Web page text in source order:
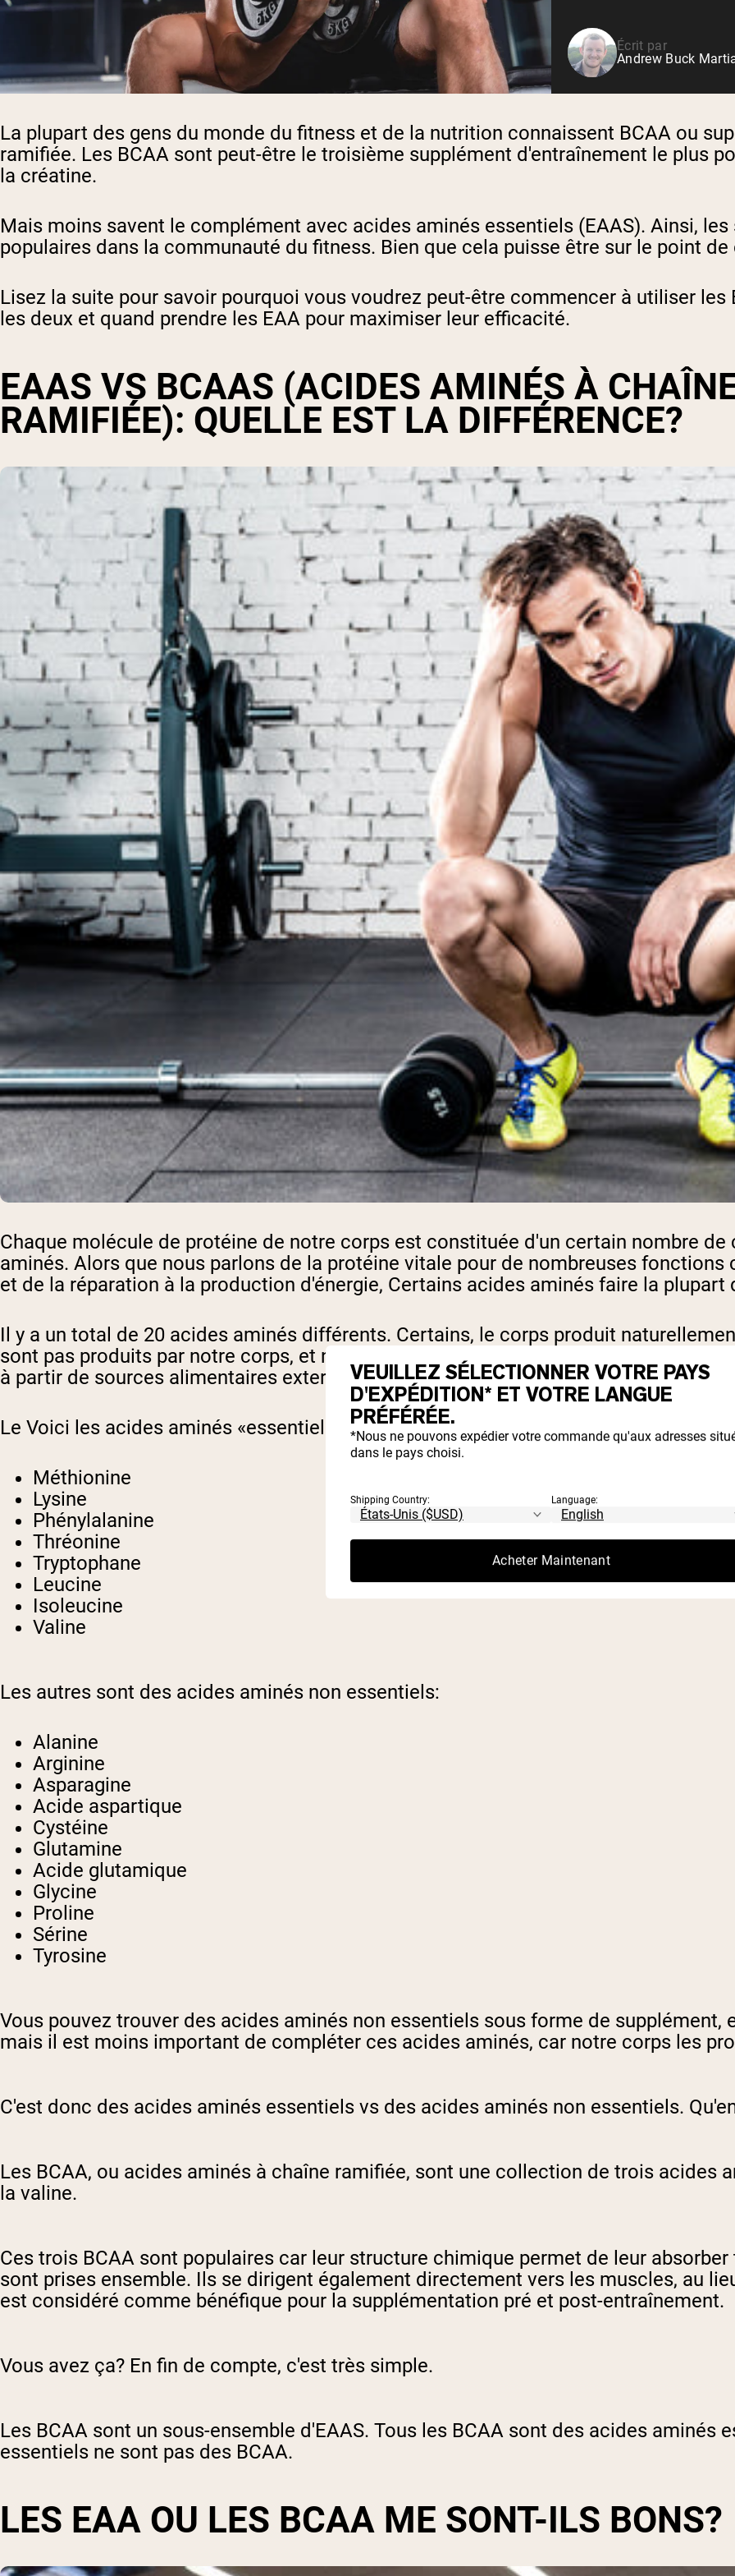
vanille
Whey de vache nourrie à
l'herbe
Shop All Protéines En Poudre
Écrit par
Andrew Buck
La plupart des gens du monde du fitness et de la nutrition connaissent BCAA ou
ramifiée. Les BCAA sont peut-être le troisième supplément d'entraînement le plus
la créatine.
Mais moins savent le complément avec acides aminés essentiels (EAAS). Ainsi,
populaires dans la communauté du fitness. Bien que cela puisse être sur le point de
Lisez la suite pour savoir pourquoi vous voudrez peut-être commencer à utiliser les
les deux et quand prendre les EAA pour maximiser leur efficacité.
EAAS VS BCAAS (ACIDES AMINÉS À
RAMIFIÉE): QUELLE EST LA DIFFÉRENCE?
Chaque molécule de protéine de notre corps est constituée d'un certain nombre
aminés. Alors que nous parlons de la protéine vitale pour de nombreuses
et de la réparation à la production d'énergie, Certains acides aminés faire la plupart
Il y a un total de 20 acides aminés différents. Certains, le corps produit
sont pas produits par notre corps, et nous ne pouvons que l'obtenir
à partir de sources alimentaires externes.
Le Voici les acides aminés «essentiels»:
Méthionine
Lysine
Phénylalanine
Thréonine
Tryptophane
Leucine
Isoleucine
Valine
Les autres sont des acides aminés non essentiels:
Alanine
Arginine
Asparagine
Acide aspartique
Cystéine
Glutamine
Acide glutamique
Glycine
Proline
Sérine
Tyrosine
Vous pouvez trouver des acides aminés non essentiels sous forme de supplément,
mais il est moins important de compléter ces acides aminés, car notre corps les
C'est donc des acides aminés essentiels vs des acides aminés non essentiels.
Les BCAA, ou acides aminés à chaîne ramifiée, sont une collection de trois acides
la valine.
Ces trois BCAA sont populaires car leur structure chimique permet de leur
sont prises ensemble. Ils se dirigent également directement vers les muscles, au
est considéré comme bénéfique pour la supplémentation pré et post-entraînement.
Vous avez ça? En fin de compte, c'est très simple.
Les BCAA sont un sous-ensemble d'EAAS. Tous les BCAA sont des acides aminés
essentiels ne sont pas des BCAA.
LES EAA OU LES BCAA ME SONT-ILS BONS?
VEUILLEZ SÉLECTIONNER VOTRE PAYS
D'EXPÉDITION* ET VOTRE LANGUE
PRÉFÉRÉE.
*Nous ne pouvons expédier votre commande qu'aux adresses
dans le pays choisi.
Shipping Country: Language:
Acheter Maintenant